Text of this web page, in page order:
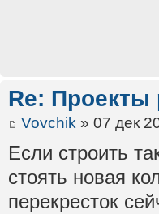
Re: Проекты
Vovchik » 07 дек
Если строить
стоять новая
перекресток